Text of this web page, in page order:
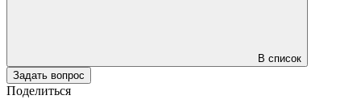
В список
Задать вопрос
Поделиться